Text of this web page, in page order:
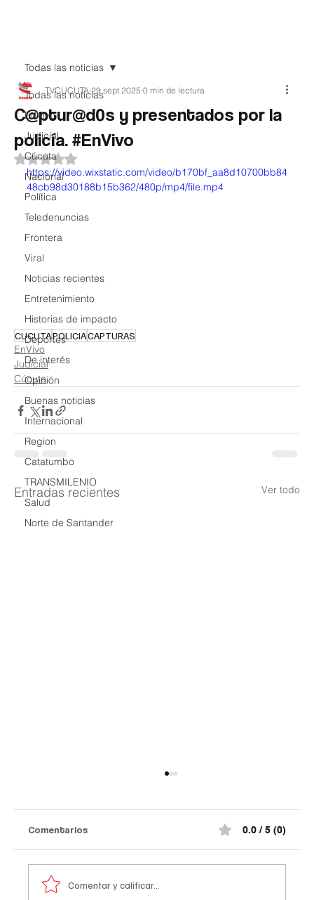
Todas las noticias
EnVivo
Judicial
Cúcuta
Nacional
Política
Teledenuncias
Frontera
Viral
Noticias recientes
Entretenimiento
Historias de impacto
Deportes
De interés
Opinión
Buenas noticias
Internacional
Region
Catatumbo
TRANSMILENIO
Salud
Norte de Santander
Todas las noticias
C@ptur@d0s y presentados por la
policía. #EnVivo
TVCUCUTA 29 sept 2025 0 min de lectura
Obtuvo NaN de 5 estrellas.
https://video.wixstatic.com/video/b170bf_aa8d10700bb84
48cb98d30188b15b362/480p/mp4/file.mp4
CUCUTAPOLICIACAPTURAS
EnVivo
Judicial
Cúcuta
Entradas recientes Ver todo
Comentarios 0.0 / 5 (0)
Comentar y calificar...